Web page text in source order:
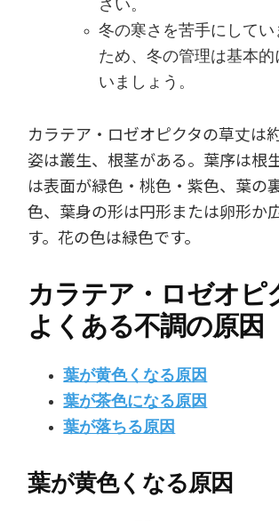
さい。
冬の寒さを苦手にしてい
ため、冬の管理は基本
いましょう。
カラテア・ロゼオピクタの草丈は
姿は叢生、根茎がある。葉序は根
は表面が緑色・桃色・紫色、葉の
色、葉身の形は円形または卵形か
す。花の色は緑色です。
カラテア・ロゼオピ
よくある不調の原因
葉が黄色くなる原因
葉が茶色になる原因
葉が落ちる原因
葉が黄色くなる原因